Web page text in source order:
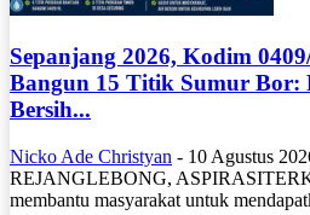
Sepanjang 2026, Kodim
Bangun 15 Titik Sumur Bor:
Bersih...
Nicko Ade Christyan - 10 Agustus
REJANGLEBONG,
membantu masyarakat untuk